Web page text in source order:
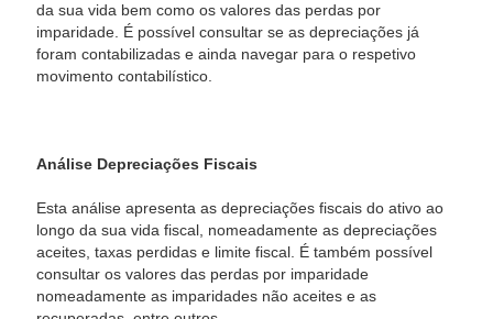
da sua vida bem como os valores das perdas por
imparidade. É possível consultar se as depreciações já
foram contabilizadas e ainda navegar para o respetivo
movimento contabilístico.
Análise Depreciações Fiscais
Esta análise apresenta as depreciações fiscais do ativo ao
longo da sua vida fiscal, nomeadamente as depreciações
aceites, taxas perdidas e limite fiscal. É também possível
consultar os valores das perdas por imparidade
nomeadamente as imparidades não aceites e as